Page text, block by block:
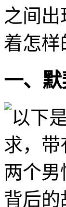
之间
着怎样
一、